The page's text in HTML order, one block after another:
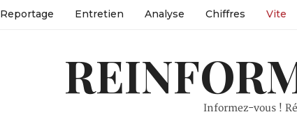
Reportage Entretien Analyse Chiffres Vite
Informez-vous !